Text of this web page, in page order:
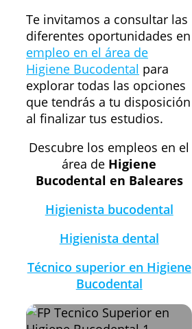
Te invitamos a consultar las
diferentes oportunidades en
empleo en el área de
Higiene Bucodental para
explorar todas las opciones
que tendrás a tu disposición
al finalizar tus estudios.
Descubre los empleos en el
área de Higiene
Bucodental en Baleares
Higienista bucodental
Higienista dental
Técnico superior en Higiene
Bucodental